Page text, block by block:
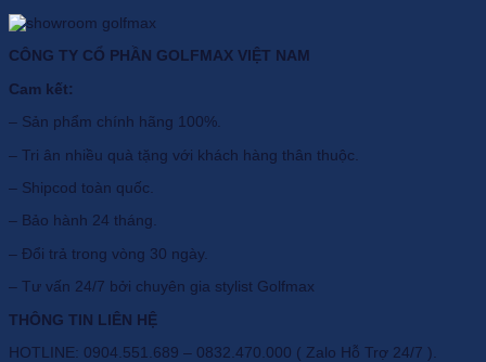
CÔNG TY CỔ PHẦN GOLFMAX VIỆT NAM
Cam kết:
– Sản phẩm chính hãng 100%.
– Tri ân nhiều quà tặng với khách hàng thân thuộc.
– Shipcod toàn quốc.
– Bảo hành 24 tháng.
– Đổi trả trong vòng 30 ngày.
– Tư vấn 24/7 bởi chuyên gia stylist Golfmax
THÔNG TIN LIÊN HỆ
HOTLINE: 0904.551.689 – 0832.470.000 ( Zalo Hỗ Trợ 24/7 ).